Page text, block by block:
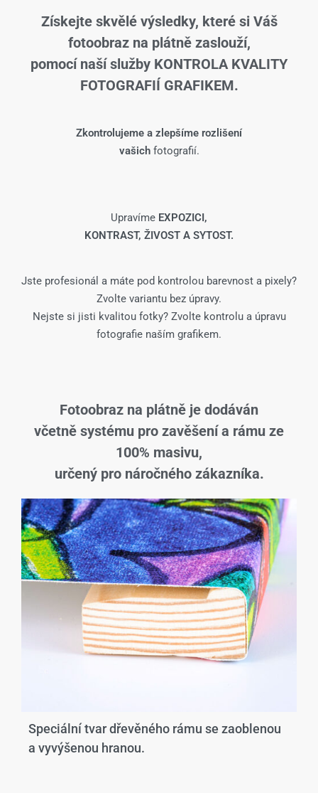
Získejte skvělé výsledky, které si Váš
fotoobraz na plátně zaslouží,
pomocí naší služby KONTROLA KVALITY
FOTOGRAFIÍ GRAFIKEM.
Zkontrolujeme a zlepšíme rozlišení
vašich fotografií.
Upravíme EXPOZICI,
KONTRAST, ŽIVOST A SYTOST.
Jste profesionál a máte pod kontrolou barevnost a pixely?
Zvolte variantu bez úpravy.
Nejste si jisti kvalitou fotky? Zvolte kontrolu a úpravu
fotografie naším grafikem.
Fotoobraz na plátně je dodáván
včetně systému pro zavěšení a rámu ze
100% masivu,
určený pro náročného zákazníka.
Speciální tvar dřevěného rámu se zaoblenou
a vyvýšenou hranou.​